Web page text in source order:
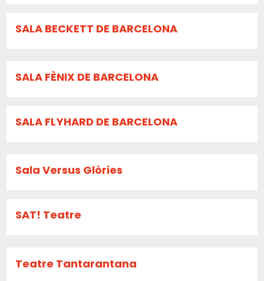
SALA BECKETT DE BARCELONA
SALA FÈNIX DE BARCELONA
SALA FLYHARD DE BARCELONA
Sala Versus Glòries
SAT! Teatre
Teatre Tantarantana